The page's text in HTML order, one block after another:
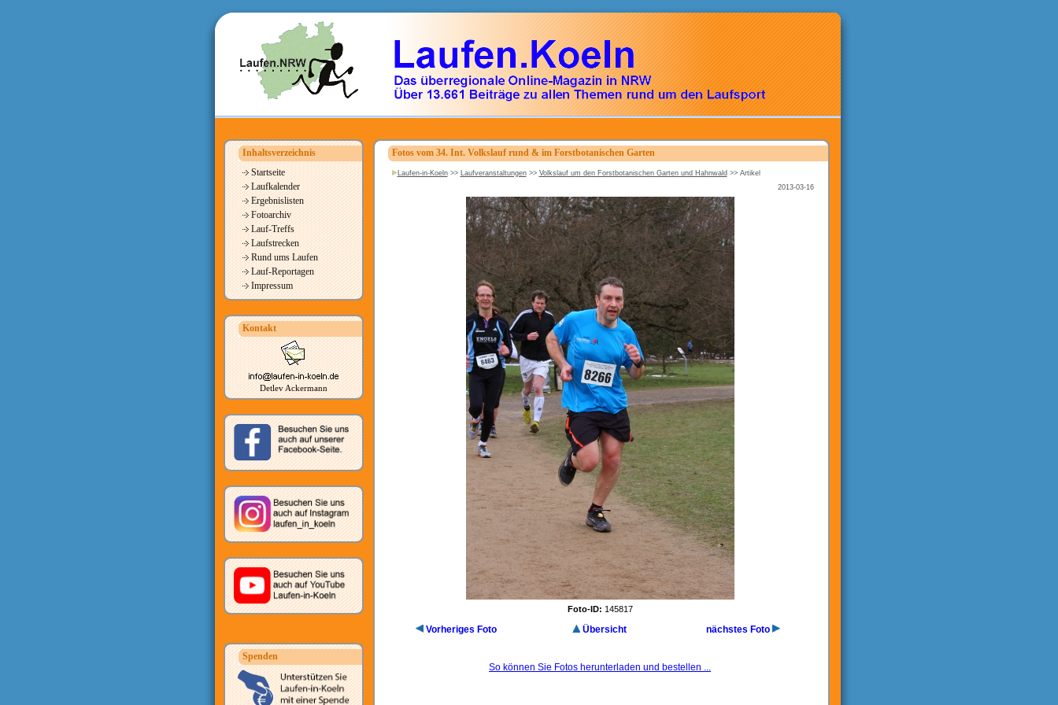
Inhaltsverzeichnis
Startseite
Laufkalender
Ergebnislisten
Fotoarchiv
Lauf-Treffs
Laufstrecken
Rund ums Laufen
Lauf-Reportagen
Impressum
Kontakt
Detlev Ackermann
Spenden
Fotos vom 34. Int. Volkslauf rund & im Forstbotanischen Garten
Laufen-in-Koeln>> Laufveranstaltungen>> Volkslauf um den Forstbotanischen Garten und Hahnwald >> Artikel
2013-03-16
Foto-ID: 145817
Vorheriges Foto Übersicht nächstes Foto
So können Sie Fotos herunterladen und bestellen ...